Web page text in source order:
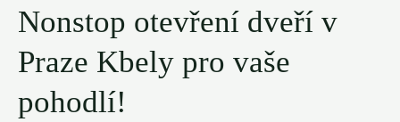
Nonstop otevření dveří v
Praze Kbely pro vaše
pohodlí!